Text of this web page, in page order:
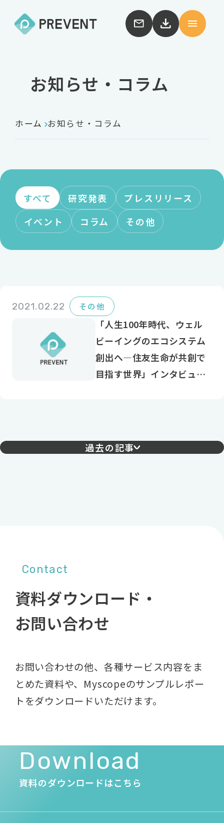
お知らせ・コラム
ホーム お知らせ・コラム
すべて 研究発表
プレスリリース
イベント
コラム その他
2021.02.22 その他
「人生100年時代、ウェル
ビーイングのエコシステム
創出へ―住友生命が共創で
目指す世界」インタビュー
過去の記事
Contact
資料ダウンロード・
お問い合わせ
お問い合わせの他、各種サービス内容をま
とめた資料や、 Myscopeのサンプルレポー
トをダウンロードいただけます。
Download
資料のダウンロードはこちら